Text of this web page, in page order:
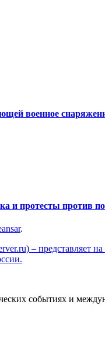
военное
и протесты против
.
событиях и